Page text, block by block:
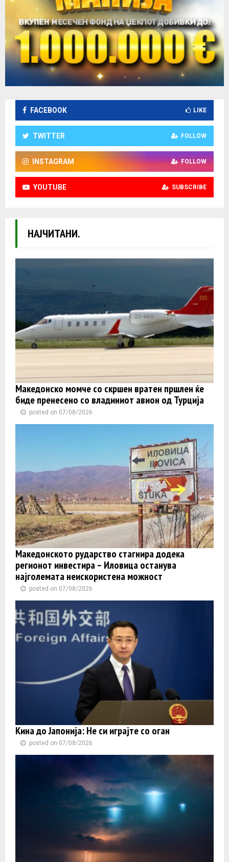
FACEBOOK LIKE
TWITTER FOLLOW
INSTAGRAM FOLLOW
YOUTUBE SUBSCRIBE
НАЈЧИТАНИ.
Македонско момче со скршен вратен пршлен ќе
биде пренесено со владиниот авион од Турција
posted on 07/08/2026
Македонското рударство стагнира додека
регионот инвестира – Иловица останува
најголемата неискористена можност
posted on 07/08/2026
Кина до Јапонија: Не си играјте со оган
posted on 07/08/2026